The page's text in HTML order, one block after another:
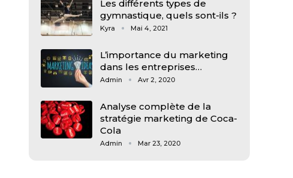
Les différents types de
gymnastique, quels sont-ils ?
Kyra Mai 4, 2021
L’importance du marketing
dans les entreprises…
Admin Avr 2, 2020
Analyse complète de la
stratégie marketing de Coca-
Cola
Admin Mar 23, 2020